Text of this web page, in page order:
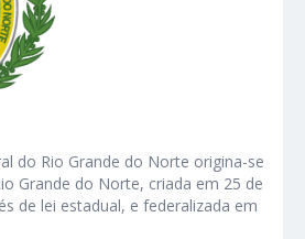
do Rio Grande do Norte origina-se
Grande do Norte, criada em 25 de
de lei estadual, e federalizada em